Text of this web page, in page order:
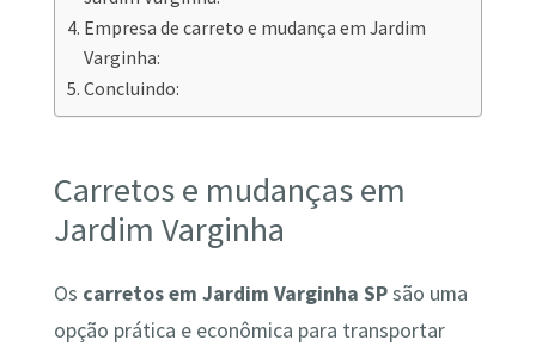
Empresa de carreto e mudança em Jardim
Varginha:
Concluindo:
Carretos e mudanças em
Jardim Varginha
Os carretos em Jardim Varginha SPsão uma
opção prática e econômica para transportar